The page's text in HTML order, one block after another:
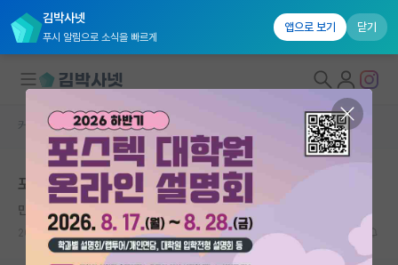
김박사넷
푸시 알림으로 소식을 빠르게
앱으로 보기 닫기
대학원생 모집
국내대학원 정보
연구실&오픈랩
커뮤니티
커뮤니티 홈 자유 게시판(아무개랩)
포닥박사님이랑 안맞아서 자퇴 말씀드렸는데
만만한 장 폴 사르트르
2024.05.07 7 4357